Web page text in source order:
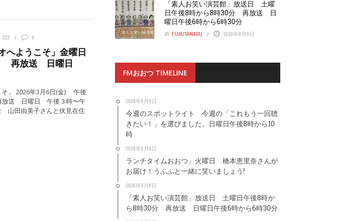
322 0
へようこそ」金曜日
再放送 日曜日
そ」 2026年3月6日(金) 午後
送 日曜日 午後３時〜午
山田由美子さんと伏見在住
「素人お笑い演芸館」放送日 土曜
日午後8時から8時30分 再放送 日
曜日午後6時から6時30分
BY FURUTANARU 2026年8月8日
FMおおつ TIMELINE
2026年8月9日
今週のスポットライト 今週の「これもう一回聴
きたい！」を選びました。日曜日午後8時から10
時
2026年8月9日
ランチタイムおおつ」火曜日 橋本恵里奈さんが
お届け！うふふと一緒に笑いましょう!
2026年8月8日
「素人お笑い演芸館」放送日 土曜日午後8時か
ら8時30分 再放送 日曜日午後6時から6時30分